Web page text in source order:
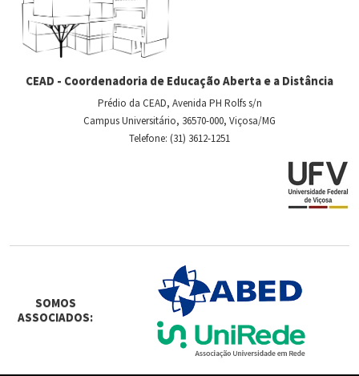
CEAD - Coordenadoria de Educação Aberta e a Distância
Prédio da CEAD, Avenida PH Rolfs s/n
Campus Universitário, 36570-000, Viçosa/MG
Telefone: (31) 3612-1251
SOMOS
ASSOCIADOS: